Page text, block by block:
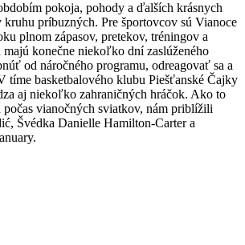
pokoja, pohody a ďalších krásnych
príbuzných. Pre športovcov sú Vianoce
plnom zápasov, pretekov, tréningov a
majú konečne niekoľko dní zaslúženého
od náročného programu, odreagovať sa a
tíme basketbalového klubu Piešťanské Čajky
aj niekoľko zahraničných hráčok. Ako to
vianočných sviatkov, nám priblížili
Švédka Danielle Hamilton-Carter a